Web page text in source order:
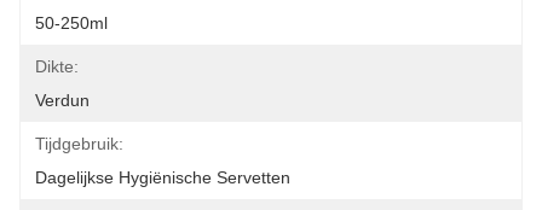
50-250ml
Dikte:
Verdun
Tijdgebruik:
Dagelijkse Hygiënische Servetten